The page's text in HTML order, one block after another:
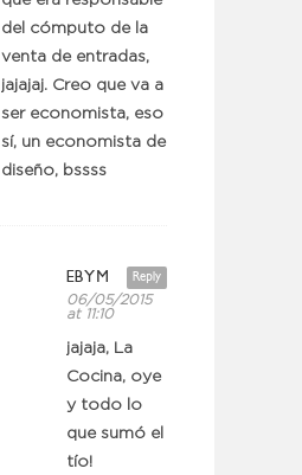
del cómputo de la
venta de entradas,
jajajaj. Creo que va a
ser economista, eso
sí, un economista de
diseño, bssss
Reply
EBYM
06/05/2015
at 11:10
jajaja, La
Cocina, oye
y todo lo
que sumó el
tío!